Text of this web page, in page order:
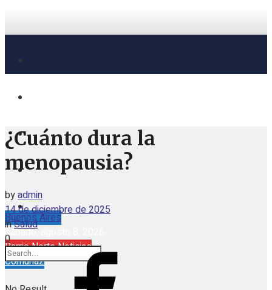
Buenos Aires
sábado, agosto 8, 2026
Barrio Norte Noticias
Comuna2
¿Cuánto dura la
menopausia?
byadmin
14 de diciembre de 2025
inSalud
0